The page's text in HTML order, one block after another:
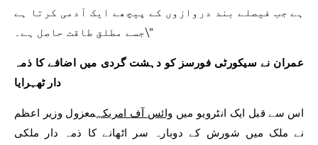
ہے جب فیصلے بند دروازوں کے پیچھے ایک آدمی کرتا ہے
جسے مطلق طاقت حاصل ہے۔\”
عمران نے سیکورٹی فورسز کو دہشت گردی میں اضافے کا ذمہ
دار ٹھہرایا
اس سے قبل ایک انٹرویو میں وائس آف امریکہمعزول وزیر اعظم
نے ملک میں شورش کے دوبارہ سر اٹھانے کا ذمہ دار ملکی